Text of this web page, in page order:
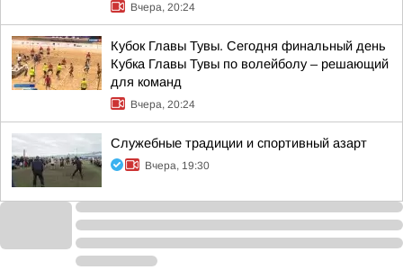
Вчера, 20:24
Кубок Главы Тувы. Сегодня финальный день
Кубка Главы Тувы по волейболу – решающий
для команд
Вчера, 20:24
Служебные традиции и спортивный азарт
Вчера, 19:30